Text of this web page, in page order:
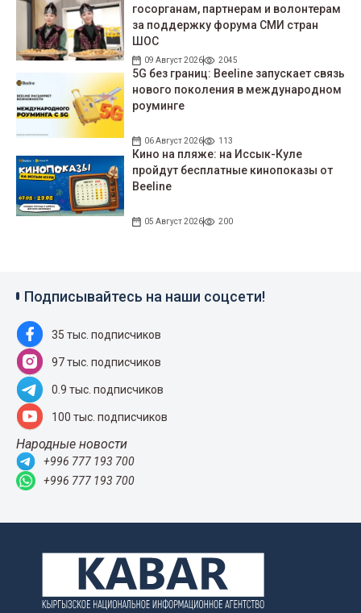
госорганам, партнерам и волонтерам
за поддержку форума СМИ стран
ШОС
09 Август 2026 2045
5G без границ: Beeline запускает связь
нового поколения в международном
роуминге
06 Август 2026 113
Кино на пляже: на Иссык-Куле
пройдут беcплатные кинопоказы от
Beeline
05 Август 2026 200
Подписывайтесь на наши соцсети!
35 тыс. подписчиков
97 тыс. подписчиков
0.9 тыс. подписчиков
100 тыс. подписчиков
Народные новости
+996 777 193 700
+996 777 193 700